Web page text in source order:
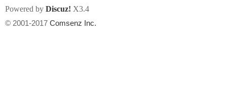
Powered by Discuz! X3.4
© 2001-2017 Comsenz Inc.